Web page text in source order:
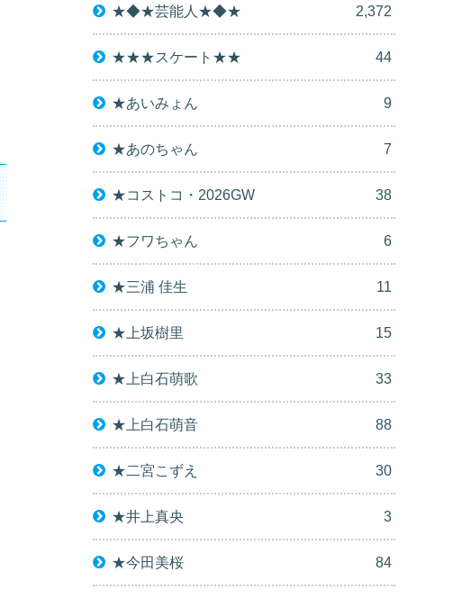
★◆★芸能人★◆★ 2,372
★★★スケート★★ 44
★あいみょん 9
★あのちゃん 7
★コストコ・2026GW 38
★フワちゃん 6
★三浦 佳生 11
★上坂樹里 15
★上白石萌歌 33
★上白石萌音 88
★二宮こずえ 30
★井上真央 3
★今田美桜 84